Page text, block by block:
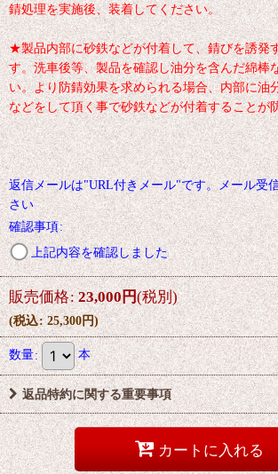
錆処理を実施後、装着してください。
★製品内部に砂鉄などが付着して、錆びを誘発
す。洗車後等、製品を確認し油分を含んだ綿棒
い。より防錆効果を求められる場合、内部に油
などをして頂く事で砂鉄などが付着することが
返信メールは"URL付きメール"です。メール受
さい
確認事項:
上記内容を確認しました
販売価格: 23,000円(税別)
(税込: 25,300円)
数量: 本
返品特約に関する重要事項
カートに入れる